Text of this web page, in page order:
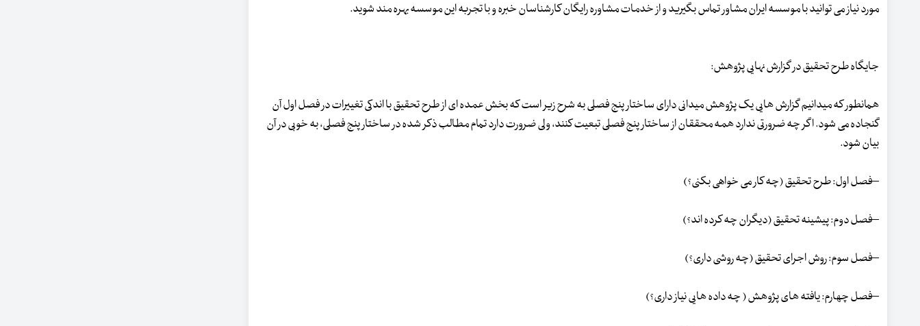
مورد نیاز می توانید با موسسه ایران مشاور تماس بگیرید و از خدمات مشاوره رایگان کارشناسان خبره و با تجربه این موسسه بهره مند شوید.
جایگاه طرح تحقیق در گزارش نهایی پژوهش:
همانطور که میدانیم گزارش هایی یک پژوهش میدانی دارای ساختار پنج فصلی به شرح زیر است که بخش عمده ای از طرح تحقیق با اندکی تغییرات در فصل اول آن
گنجاده می شود. اگر چه ضرورتی ندارد همه محققان از ساختار پنج فصلی تبعیت کنند، ولی ضرورت دارد تمام مطالب ذکر شده در ساختار پنج فصلی، به خوبی در آن
بیان شود.
–فصل اول: طرح تحقیق (چه کار می خواهی بکنی؟)
–فصل دوم: پیشینه تحقیق (دیگران چه کرده اند؟)
–فصل سوم: روش اجرای تحقیق (چه روشی داری؟)
–فصل چهارم: یافته های پژوهش ( چه داده هایی نیاز داری؟)